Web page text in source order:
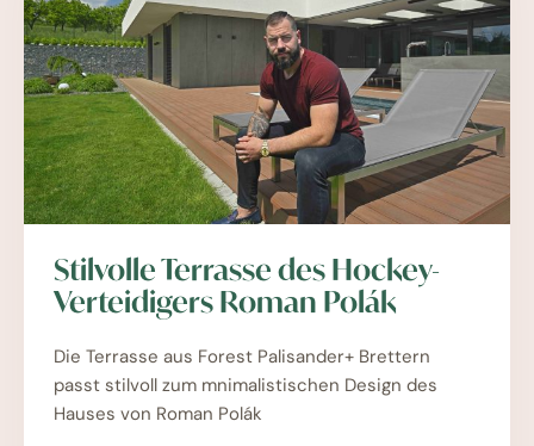
Stilvolle Terrasse des Hockey-
Verteidigers Roman Polák
Die Terrasse aus Forest Palisander+ Brettern
passt stilvoll zum mnimalistischen Design des
Hauses von Roman Polák